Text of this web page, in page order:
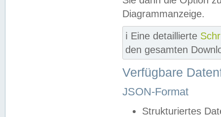
Diagrammanzeige.
ℹ️ Eine detaillierte
den gesamten
Verfügbare
JSON-Format
Strukturiertes